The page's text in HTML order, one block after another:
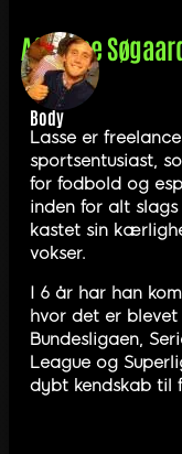
AfLasse
Body
Lasse er
sportsentusiast,
for fodbold og
inden for alt
kastet sin
vokser.
I 6 år har han
hvor det er
Bundesligaen,
League og
dybt kendskab til